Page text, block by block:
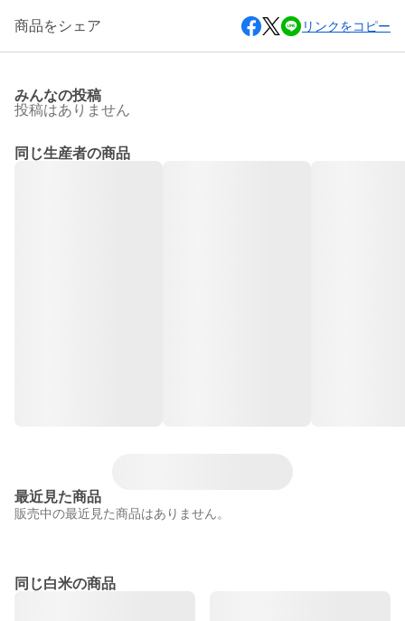
商品をシェア リンクをコピー
みんなの投稿
投稿はありません
同じ生産者の商品
最近見た商品
販売中の最近見た商品はありません。
同じ白米の商品